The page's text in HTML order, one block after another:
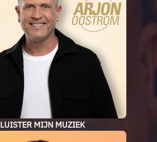
LUISTER MIJN MUZIEK